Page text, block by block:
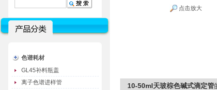
色谱耗材
GL45补料瓶盖
离子色谱进样管
点击放大
10-50ml天玻棕色碱式滴定管